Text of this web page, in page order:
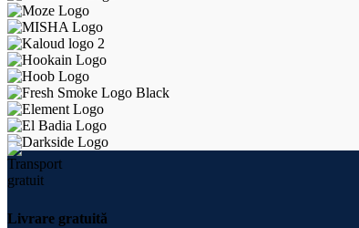
Livrare gratuită